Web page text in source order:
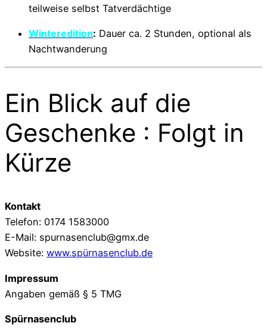
teilweise selbst Tatverdächtige
Winteredition: Dauer ca. 2 Stunden, optional als
Nachtwanderung
Ein Blick auf die
Geschenke : Folgt in
Kürze
Kontakt
Telefon: 0174 1583000
E-Mail: spurnasenclub@gmx.de
Website: www.spürnasenclub.de
Impressum
Angaben gemäß § 5 TMG
Spürnasenclub